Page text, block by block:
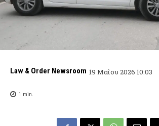
Law & Order Newsroom 19 Μαΐου 2026 10:03
1 min.